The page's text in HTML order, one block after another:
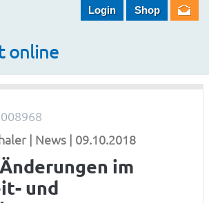
online
Login Shop
| News | 09.10.2018
im
und